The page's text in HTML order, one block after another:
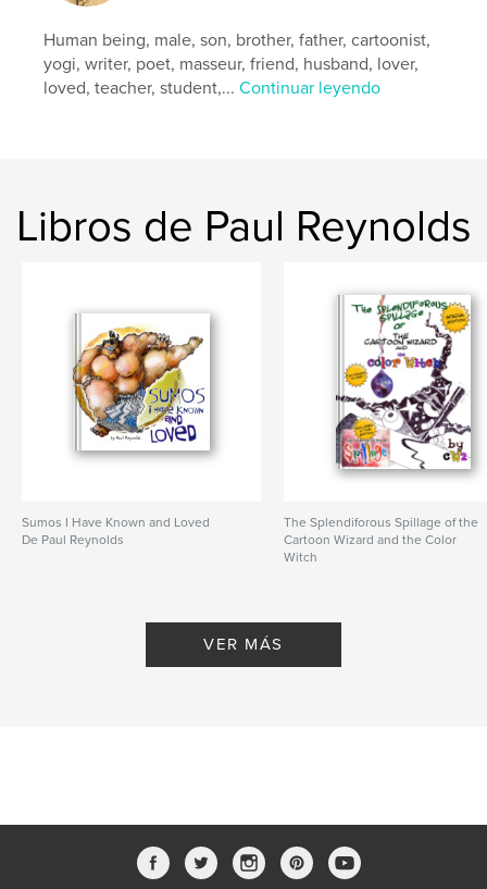
Human being, male, son, brother, father, cartoonist,
yogi, writer, poet, masseur, friend, husband, lover,
loved, teacher, student,...Continuar leyendo
Libros de Paul Reynolds
Sumos I Have Known and Loved
De Paul Reynolds
The Splendiforous Spillage of the
Cartoon Wizard and the Color
Witch
VER MÁS